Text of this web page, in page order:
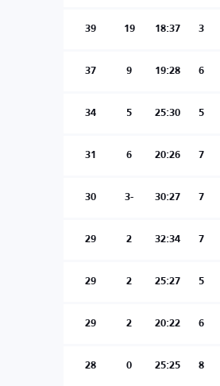
3
18:37
19
39
6
19:28
9
37
5
25:30
5
34
7
20:26
6
31
7
30:27
-3
30
7
32:34
2
29
5
25:27
2
29
6
20:22
2
29
8
25:25
0
28